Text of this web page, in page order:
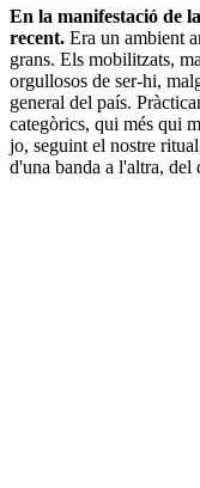
En la manifestació de
recent. Era un ambient
grans. Els mobilitzats,
orgullosos de ser-hi,
general del país.
categòrics, qui més qui
jo, seguint el nostre
d'una banda a l'altra, del